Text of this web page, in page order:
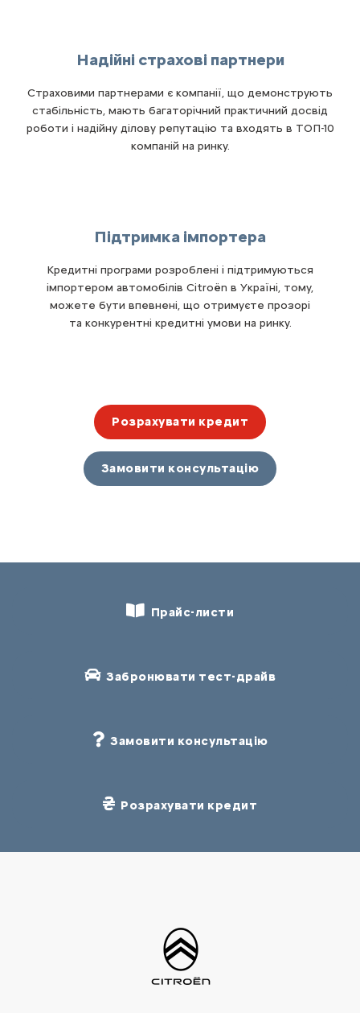
Надійні страхові партнери
Страховими партнерами є компанії, що демонструють
стабільність, мають багаторічний практичний досвід
роботи і надійну ділову репутацію та входять в ТОП-10
компаній на ринку.
Підтримка імпортера
Кредитні програми розроблені і підтримуються
імпортером автомобілів Citroën в Україні, тому,
можете бути впевнені, що отримуєте прозорі
та конкурентні кредитні умови на ринку.
Розрахувати кредит
Замовити консультацію
Прайс-листи
Забронювати тест-драйв
Замовити консультацію
Розрахувати кредит